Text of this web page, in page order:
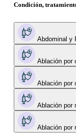
Condición,
Abdominal y
Ablación por
Ablación por
Ablación por
Ablación por